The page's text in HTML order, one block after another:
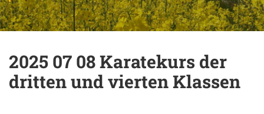
2025 07 08 Karatekurs der
dritten und vierten Klassen